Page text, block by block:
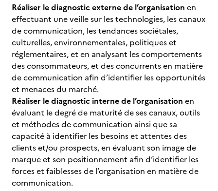
Réaliser le diagnostic externe de l’organisation en
effectuant une veille sur les technologies, les canaux
de communication, les tendances sociétales,
culturelles, environnementales, politiques et
réglementaires, et en analysant les comportements
des consommateurs, et des concurrents en matière
de communication afin d’identifier les opportunités
et menaces du marché.
Réaliser le diagnostic interne de l’organisation en
évaluant le degré de maturité de ses canaux, outils
et méthodes de communication ainsi que sa
capacité à identifier les besoins et attentes des
clients et/ou prospects, en évaluant son image de
marque et son positionnement afin d’identifier les
forces et faiblesses de l’organisation en matière de
communication.